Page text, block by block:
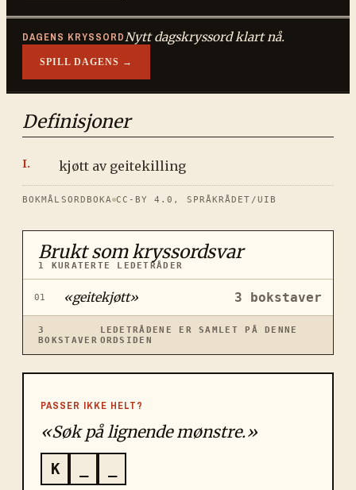
DAGENS KRYSSORDNytt dagskryssord klart nå.
SPILL DAGENS →
Definisjoner
kjøtt av geitekilling
BOKMÅLSORDBOKA CC-BY 4.0, SPRÅKRÅDET/UIB
Brukt som kryssordsvar
1 KURATERTE LEDETRÅDER
01 «geitekjøtt» 3 bokstaver
3
BOKSTAVER
LEDETRÅDENE ER SAMLET PÅ DENNE
ORDSIDEN
PASSER IKKE HELT?
«Søk på lignende mønstre.»
K